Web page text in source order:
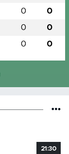
0 0
0 0
0 0
21:30